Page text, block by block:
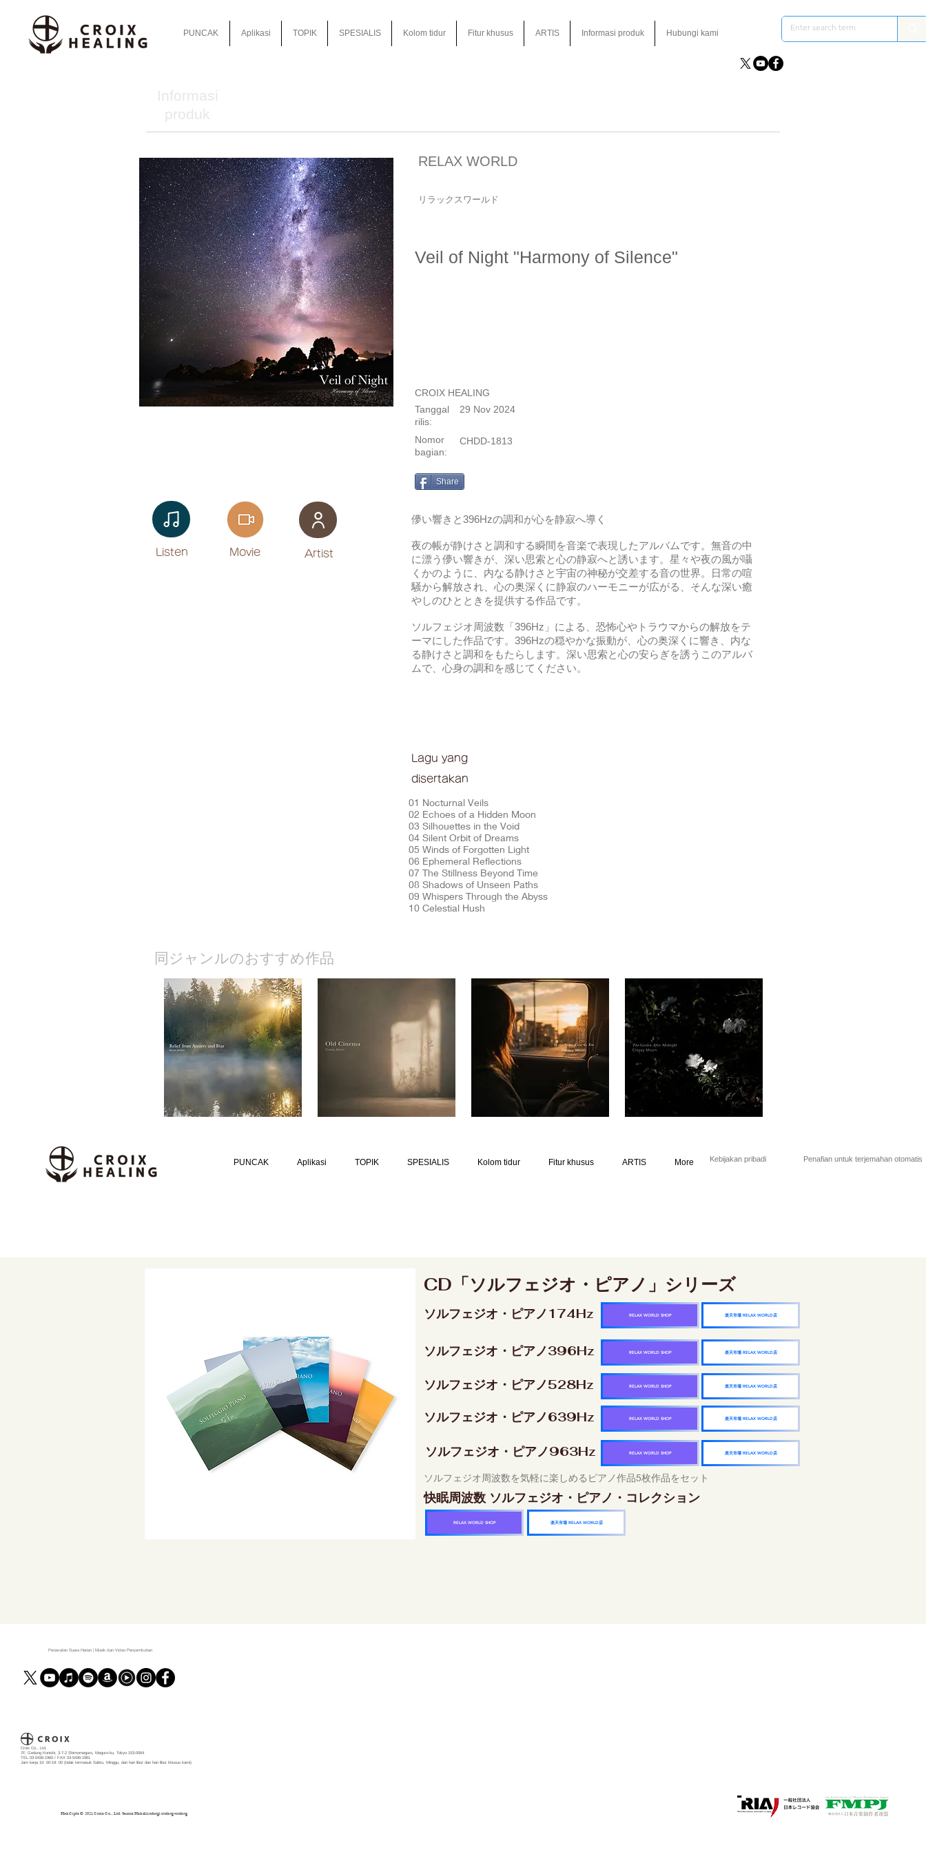
PUNCAK Aplikasi TOPIK SPESIALIS Kolom tidur Fitur khusus ARTIS Informasi produk Hubungi kami
Informasi
produk
Listen​ Movie ​Artist
RELAX WORLD
リラックスワールド
Veil of Night "Harmony of Silence"
CROIX HEALING
29 Nov 2024
Tanggal
rilis:
Nomor
bagian:
CHDD-1813
Share
儚い響きと396Hzの調和が心を静寂へ導く
夜の帳が静けさと調和する瞬間を音楽で表現したアルバムです。無音の中
に漂う儚い響きが、深い思索と心の静寂へと誘います。星々や夜の風が囁
くかのように、内なる静けさと宇宙の神秘が交差する音の世界。日常の喧
騒から解放され、心の奥深くに静寂のハーモニーが広がる、そんな深い癒
やしのひとときを提供する作品です。
ソルフェジオ周波数「396Hz」による、恐怖心やトラウマからの解放をテ
ーマにした作品です。396Hzの穏やかな振動が、心の奥深くに響き、内な
る静けさと調和をもたらします。深い思索と心の安らぎを誘うこのアルバ
ムで、心身の調和を感じてください。
Lagu yang
disertakan
01 Nocturnal Veils
02 Echoes of a Hidden Moon
03 Silhouettes in the Void
04 Silent Orbit of Dreams
05 Winds of Forgotten Light
06 Ephemeral Reflections
07 The Stillness Beyond Time
08 Shadows of Unseen Paths
09 Whispers Through the Abyss
10 Celestial Hush
​同ジャンルのおすすめ作品
PUNCAK Aplikasi TOPIK SPESIALIS Kolom tidur Fitur khusus ARTIS More Kebijakan pribadi Penafian untuk terjemahan otomatis
CD「ソルフェジオ・ピアノ」シリーズ
ソルフェジオ・ピアノ174Hz 楽天市場 RELAX WORLD店
RELAX WORLD SHOP
ソルフェジオ・ピアノ396Hz 楽天市場 RELAX WORLD店
RELAX WORLD SHOP
ソルフェジオ・ピアノ528Hz 楽天市場 RELAX WORLD店
RELAX WORLD SHOP
ソルフェジオ・ピアノ639Hz 楽天市場 RELAX WORLD店
RELAX WORLD SHOP
ソルフェジオ・ピアノ963Hz 楽天市場 RELAX WORLD店
RELAX WORLD SHOP
ソルフェジオ周波数を気軽に楽しめるピアノ作品5枚作品をセット
快眠周波数 ソルフェジオ・ピアノ・コレクション
RELAX WORLD SHOP 楽天市場 RELAX WORLD店
Perawatan Suara Harian | Musik dan Video Penyembuhan
Croix Co., Ltd.
7F, Gedung Konishi, 3-7-2 Shimomeguro, Meguro-ku, Tokyo 153-0064
TEL 03-5436-1960 / FAX 03-5436-1961
Jam kerja 10: 00-19: 00 (tidak termasuk Sabtu, Minggu, dan hari libur dan hari libur khusus kami)
Hak Cipta © ️ 2021 Croix Co., Ltd. Semua Hak dilindungi undang-undang.